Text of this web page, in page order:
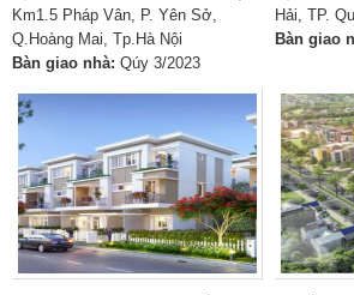
Km1.5 Pháp Vân, P. Yên Sở,
Q.Hoàng Mai, Tp.Hà Nội
Bàn giao nhà: Qúy 3/2023
Hải, TP.
Bàn giao